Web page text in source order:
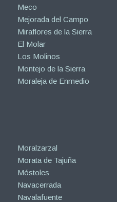
Meco
Mejorada del Campo
Miraflores de la Sierra
El Molar
Los Molinos
Montejo de la Sierra
Moraleja de Enmedio
Moralzarzal
Morata de Tajuña
Móstoles
Navacerrada
Navalafuente